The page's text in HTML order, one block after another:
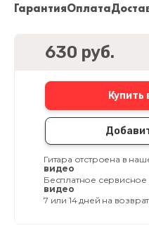
ГарантияОплата
630 руб.
Купить
Гитара отстроена в
видео
Бесплатное
видео
7 или 14 дней на